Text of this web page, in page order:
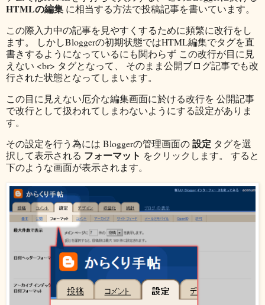
HTMLの編集 に相当する方法で投稿記事を書いています。
この際入力中の記事を見やすくするために頻繁に改行をし
ます。 しかしBloggerの初期状態ではHTML編集でタグを直
書きするようになっているにも関わらず この改行が目に見
えない <br> タグとなって、 そのまま公開ブログ記事でも改
行された状態となってしまいます。
この目に見えない厄介な編集画面に於ける改行を 公開記事
で改行として扱われてしまわないようにする設定がありま
す。
その設定を行う為には Bloggerの管理画面の設定 タグを選
択して表示される フォーマット をクリックします。 すると
下のような画面が表示されます。